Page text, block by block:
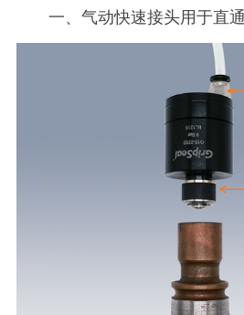
一、气动快速接头用于直